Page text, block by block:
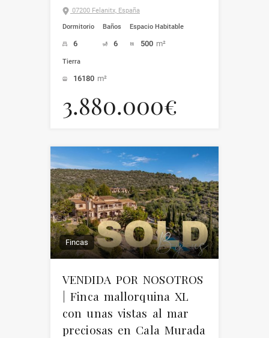
07200 Felanitx, España
Dormitorio
6
Baños
6
Espacio Habitable
500 m²
Tierra
16180 m²
3.880.000€
Fincas
VENDIDA POR NOSOTROS
| Finca mallorquina XL
con unas vistas al mar
preciosas en Cala Murada